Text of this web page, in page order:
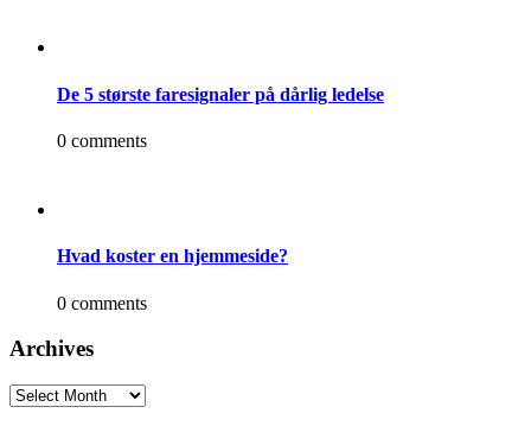
De 5 største faresignaler på dårlig ledelse
0 comments
Hvad koster en hjemmeside?
0 comments
Archives